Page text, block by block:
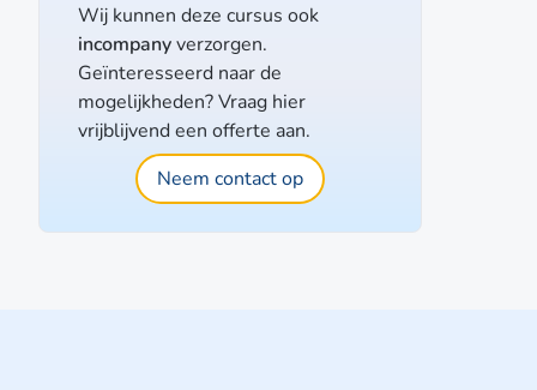
Wij kunnen deze cursus ook
incompanyverzorgen.
Geïnteresseerd naar de
mogelijkheden? Vraag hier
vrijblijvend een offerte aan.
Neem contact op